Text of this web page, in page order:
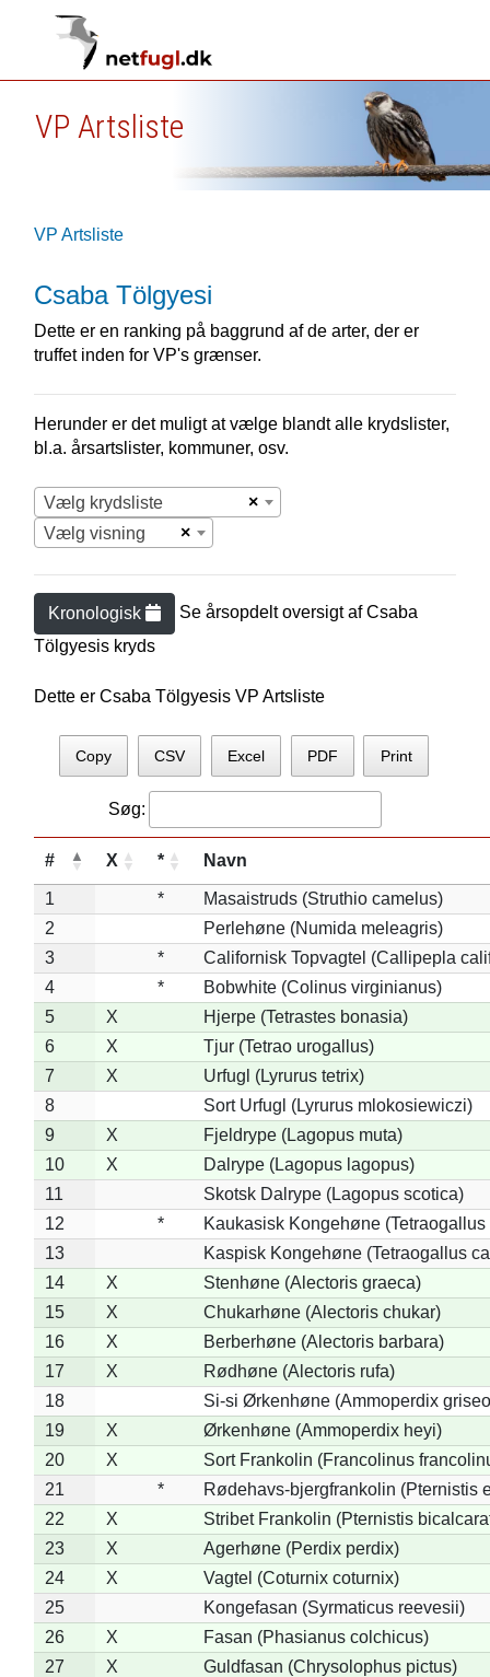
VP Artsliste
VP Artsliste
Csaba Tölgyesi
Dette er en ranking på baggrund af de arter, der er
truffet inden for VP's grænser.
Herunder er det muligt at vælge blandt alle krydslister,
bl.a. årsartslister, kommuner, osv.
×
Vælg krydsliste
×
Vælg visning
Kronologisk Se årsopdelt oversigt afCsaba
Tölgyesis kryds
Dette er Csaba Tölgyesis VP Artsliste
Copy CSV Excel PDF Print
Søg:
# X * Navn
1 *
Masaistruds (Struthio camelus)
2
Perlehøne (Numida meleagris)
3
*
Californisk Topvagtel (Callipepla
4
*
Bobwhite (Colinus virginianus)
5
X
Hjerpe (Tetrastes bonasia)
6
X
Tjur (Tetrao urogallus)
7
X
Urfugl (Lyrurus tetrix)
8
Sort Urfugl (Lyrurus mlokosiewiczi)
9
X
Fjeldrype (Lagopus muta)
10
X
Dalrype (Lagopus lagopus)
11
Skotsk Dalrype (Lagopus scotica)
12
*
Kaukasisk Kongehøne
13
Kaspisk Kongehøne (Tetraogallus
14
X
Stenhøne (Alectoris graeca)
15
X
Chukarhøne (Alectoris chukar)
16
X
Berberhøne (Alectoris barbara)
17
X
Rødhøne (Alectoris rufa)
18
Si-si Ørkenhøne (Ammoperdix
19
X
Ørkenhøne (Ammoperdix heyi)
20
X
Sort Frankolin (Francolinus
21
*
Rødehavs-bjergfrankolin (Pternistis
22
X
Stribet Frankolin (Pternistis
23
X
Agerhøne (Perdix perdix)
24
X
Vagtel (Coturnix coturnix)
25
Kongefasan (Syrmaticus reevesii)
26
X
Fasan (Phasianus colchicus)
27
X
Guldfasan (Chrysolophus pictus)